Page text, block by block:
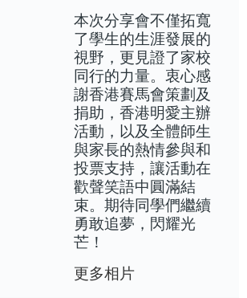
本次分享會不僅拓寬
了學生的生涯發展的
視野，更見證了家校
同行的力量。衷心感
謝香港賽馬會策劃及
捐助，香港明愛主辦
活動，以及全體師生
與家長的熱情參與和
投票支持，讓活動在
歡聲笑語中圓滿結
束。期待同學們繼續
勇敢追夢，閃耀光
芒！
更多相片